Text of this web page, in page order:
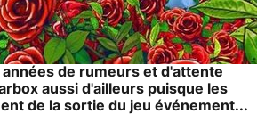
de rumeurs et d'attente
aussi d'ailleurs puisque les
de la sortie du jeu événement...